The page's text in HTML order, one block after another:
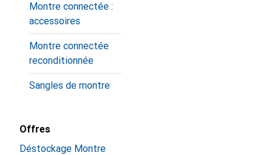
Montre connectée :
accessoires
Montre connectée
reconditionnée
Sangles de montre
Offres
Déstockage Montre